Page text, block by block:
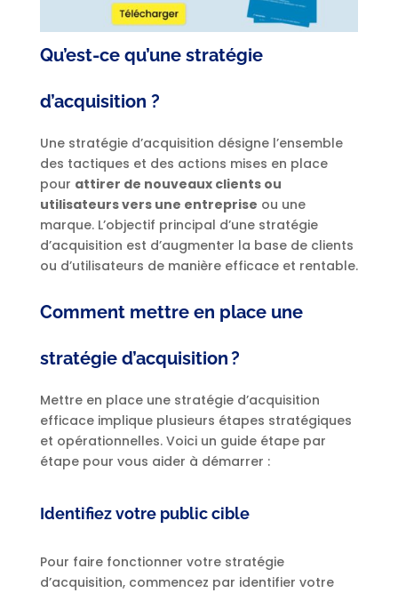
Qu’est-ce qu’une stratégie
d’acquisition ?
Une stratégie d’acquisition désigne l’ensemble
des tactiques et des actions mises en place
pour attirer de nouveaux clients ou
utilisateurs vers une entreprise ou une
marque. L’objectif principal d’une stratégie
d’acquisition est d’augmenter la base de clients
ou d’utilisateurs de manière efficace et rentable.
Comment mettre en place une
stratégie d’acquisition ?
Mettre en place une stratégie d’acquisition
efficace implique plusieurs étapes stratégiques
et opérationnelles. Voici un guide étape par
étape pour vous aider à démarrer :
Identifiez votre public cible
Pour faire fonctionner votre stratégie
d’acquisition, commencez par identifier votre